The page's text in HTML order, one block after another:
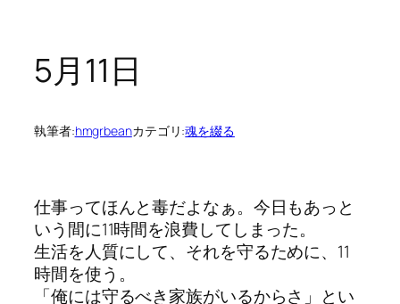
5月11日
執筆者:hmgrbeanカテゴリ:魂を綴る
仕事ってほんと毒だよなぁ。今日もあっと
いう間に11時間を浪費してしまった。
生活を人質にして、それを守るために、11
時間を使う。
「俺には守るべき家族がいるからさ」とい